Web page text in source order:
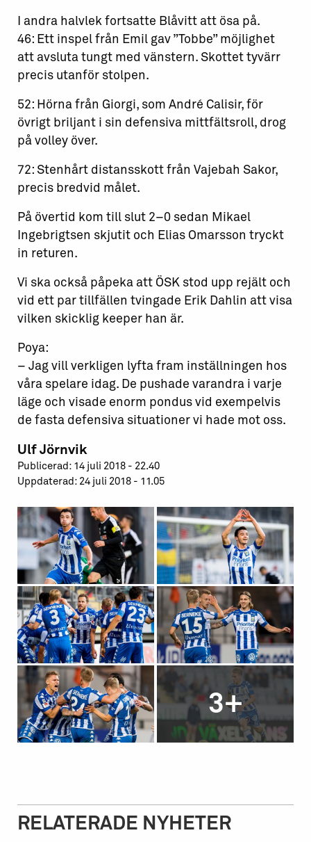
I andra halvlek fortsatte Blåvitt att ösa på.
46: Ett inspel från Emil gav ”Tobbe” möjlighet
att avsluta tungt med vänstern. Skottet tyvärr
precis utanför stolpen.
52: Hörna från Giorgi, som André Calisir, för
övrigt briljant i sin defensiva mittfältsroll, drog
på volley över.
72: Stenhårt distansskott från Vajebah Sakor,
precis bredvid målet.
På övertid kom till slut 2–0 sedan Mikael
Ingebrigtsen skjutit och Elias Omarsson tryckt
in returen.
Vi ska också påpeka att ÖSK stod upp rejält och
vid ett par tillfällen tvingade Erik Dahlin att visa
vilken skicklig keeper han är.
Poya:
– Jag vill verkligen lyfta fram inställningen hos
våra spelare idag. De pushade varandra i varje
läge och visade enorm pondus vid exempelvis
de fasta defensiva situationer vi hade mot oss.
Ulf Jörnvik
Publicerad: 14 juli 2018 - 22.40
Uppdaterad: 24 juli 2018 - 11.05
3+
RELATERADE NYHETER